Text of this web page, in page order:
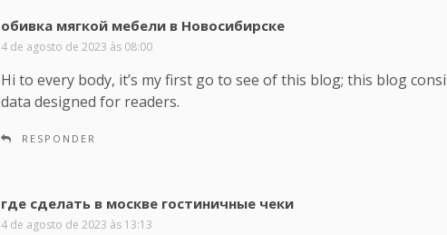
обивка мягкой мебели в Новосибирске
s
4 de agosto de 2023 às 08:00
Hi to every body, it’s my first go to see of this blog; this blog
data designed for readers.
RESPONDER
где сделать в москве гостиничные чеки
4 de agosto de 2023 às 13:13